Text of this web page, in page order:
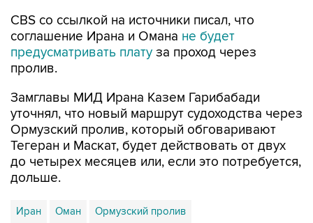
CBS со ссылкой на источники писал, что
соглашение Ирана и Омана не будет
предусматривать плату за проход через
пролив.
Замглавы МИД Ирана Казем Гарибабади
уточнял, что новый маршрут судоходства через
Ормузский пролив, который обговаривают
Тегеран и Маскат, будет действовать от двух
до четырех месяцев или, если это потребуется,
дольше.
Иран Оман Ормузский пролив